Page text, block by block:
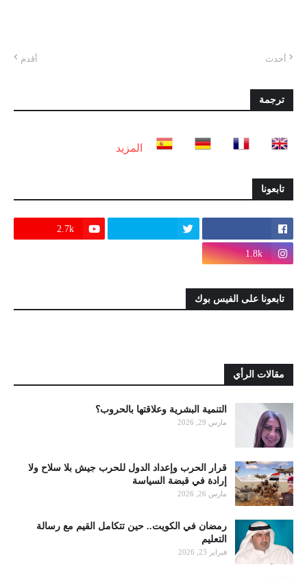
أحدث أقدم
ترجمة
المزيد
تابعونا
2.7k
1.8k
تابعونا على الفيس بوك
مقالات الرأي
التنمية البشرية وعلاقتها بالحروب؟
مارس 29, 2026
قرار الحرب وإعداد الدول للحرب جيش بلا سلاح ولا
إرادة في قبضة السياسة
مارس 26, 2026
رمضان في الكويت.. حين تتكامل القيم مع رسالة
التعليم
فبراير 23, 2026